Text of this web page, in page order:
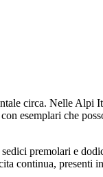
circa. Nelle Alpi
esemplari che
premolari e
continua, presenti